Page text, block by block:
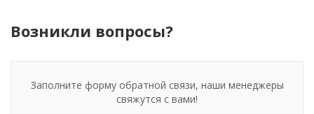
Возникли вопросы?
Заполните форму обратной связи, наши менеджеры
свяжутся с вами!